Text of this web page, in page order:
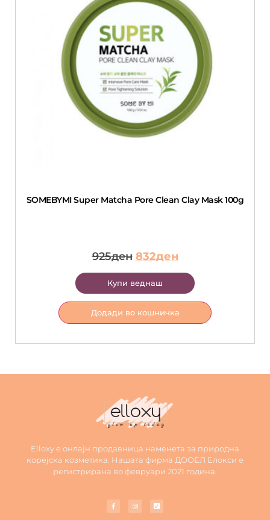
SOMEBYMI Super Matcha Pore Clean Clay Mask 100g
925ден 832ден
Купи веднаш
Додади во кошничка
Elloxy е онлајн продавница наменета за природна
корејска козметика. Нашата фирма ДООЕЛ Елокси е
регистрирана во февруари 2021 година.